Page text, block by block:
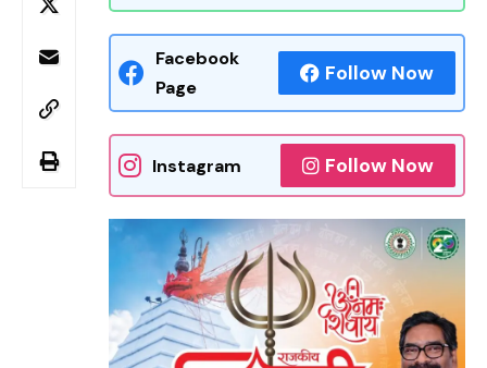
Facebook
Page
Follow Now
Instagram Follow Now